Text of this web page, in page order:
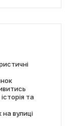
та
вулиці